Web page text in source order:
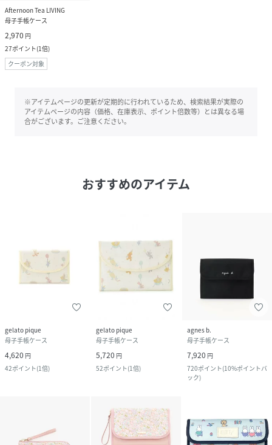
Afternoon Tea LIVING
母子手帳ケース
2,970 円
27ポイント(1倍)
クーポン対象
※アイテムページの更新が定期的に行われているため、検索結果が実際の
アイテムページの内容（価格、在庫表示、ポイント倍数等）とは異なる場
合がございます。ご注意ください。
おすすめのアイテム
gelato pique
母子手帳ケース
4,620 円
42ポイント(1倍)
gelato pique
母子手帳ケース
5,720 円
52ポイント(1倍)
agnes b.
母子手帳ケース
7,920 円
720ポイント(10%ポイントバ
ック)